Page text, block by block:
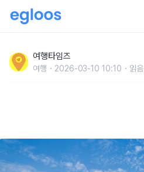
가 만개한 봄꽃 명소 한옥마을
여행타임즈
여행 2026-03-10 10:10 읽음